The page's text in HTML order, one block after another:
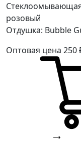
розовый
Отдушка: Bubble
Оптовая цена 250